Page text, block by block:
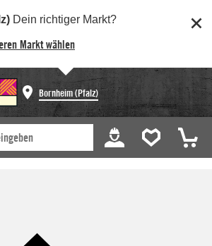
Dein richtiger Markt?
Markt wählen
Bornheim (Pfalz)